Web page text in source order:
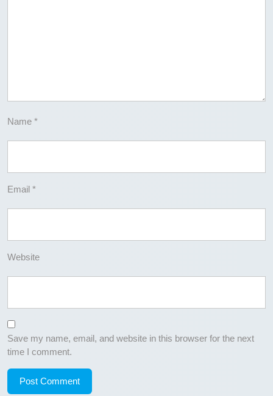
Name *
Email *
Website
Save my name, email, and website in this browser for the next
time I comment.